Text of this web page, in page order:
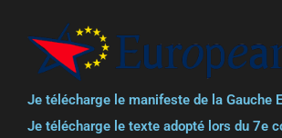
Je télécharge le manifeste de la Gauche
Je télécharge le texte adopté lors du 7e